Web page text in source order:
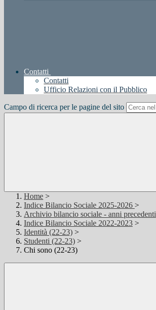
Contatti
Contatti
Ufficio Relazioni con il Pubblico
Campo di ricerca per le pagine del sito
Home >
Indice Bilancio Sociale 2025-2026 >
Archivio bilancio sociale - anni precedenti
Indice Bilancio Sociale 2022-2023 >
Identità (22-23) >
Studenti (22-23) >
Chi sono (22-23)